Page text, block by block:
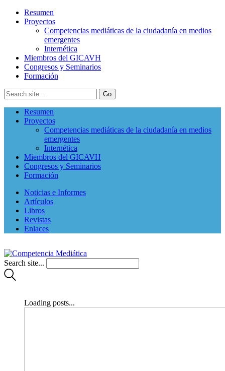
Resumen
Proyectos
Competencias mediáticas de la ciudadanía en medios
emergentes
Internética
Miembros del GICAVH
Congresos y Seminarios
Formación
Resumen
Proyectos
Competencias mediáticas de la ciudadanía en medios
emergentes
Internética
Miembros del GICAVH
Congresos y Seminarios
Formación
Noticias e Informes
Artículos
Libros
Revistas
Enlaces
Search site...
Loading posts...